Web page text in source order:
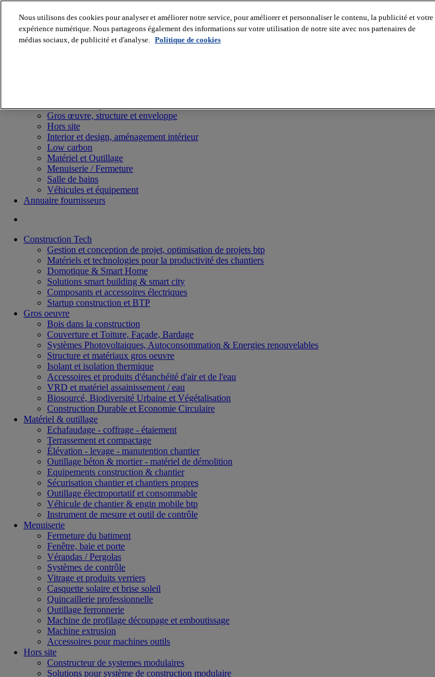
Gros œuvre, structure et enveloppe
Hors site
Interior et design, aménagement intérieur
Low carbon
Matériel et Outillage
Menuiserie / Fermeture
Salle de bains
Véhicules et équipement
Annuaire fournisseurs
Construction Tech
Gestion et conception de projet, optimisation de projets btp
Matériels et technologies pour la productivité des chantiers
Domotique & Smart Home
Solutions smart building & smart city
Composants et accessoires électriques
Startup construction et BTP
Gros oeuvre
Bois dans la construction
Couverture et Toiture, Façade, Bardage
Systèmes Photovoltaiques, Autoconsommation & Energies renouvelables
Structure et matériaux gros oeuvre
Isolant et isolation thermique
Accessoires et produits d'étanchéité d'air et de l'eau
VRD et matériel assainissement / eau
Biosourcé, Biodiversité Urbaine et Végétalisation
Construction Durable et Economie Circulaire
Matériel & outillage
Echafaudage - coffrage - étaiement
Terrassement et compactage
Élévation - levage - manutention chantier
Outillage béton & mortier - matériel de démolition
Equipements construction & chantier
Sécurisation chantier et chantiers propres
Outillage électroportatif et consommable
Véhicule de chantier & engin mobile btp
Instrument de mesure et outil de contrôle
Menuiserie
Fermeture du batiment
Fenêtre, baie et porte
Vérandas / Pergolas
Systèmes de contrôle
Vitrage et produits verriers
Casquette solaire et brise soleil
Quincaillerie professionnelle
Outillage ferronnerie
Machine de profilage découpage et emboutissage
Machine extrusion
Accessoires pour machines outils
Hors site
Constructeur de systemes modulaires
Solutions pour système de construction modulaire
Nous utilisons des cookies pour analyser et améliorer notre service, pour améliorer et personnaliser le contenu, la publicité et votre
expérience numérique. Nous partageons également des informations sur votre utilisation de notre site avec nos partenaires de
médias sociaux, de publicité et d'analyse. Politique de cookies